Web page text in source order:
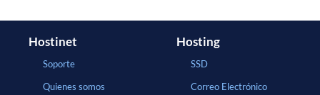
Hostinet
Soporte
Quienes somos
Hosting
SSD
Correo Electrónico